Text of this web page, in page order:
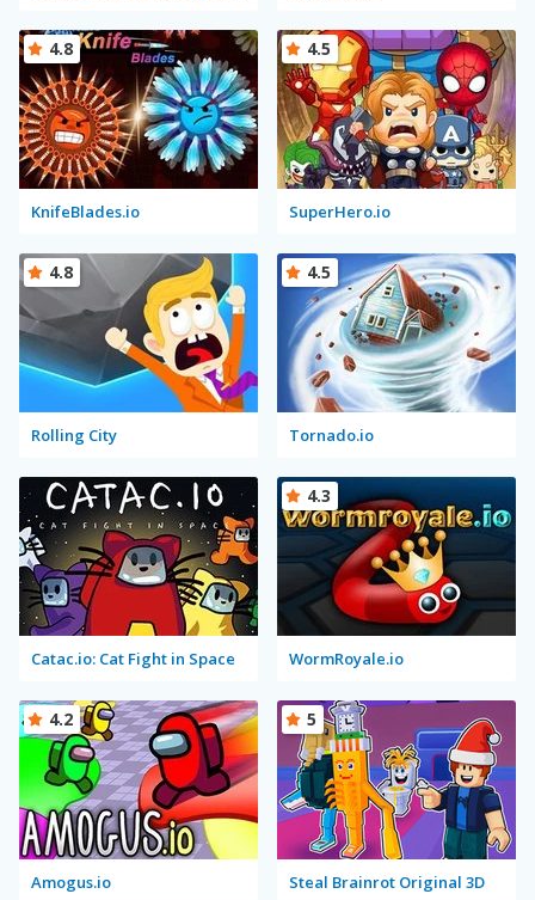
KnifeBlades.io
4.8
SuperHero.io
4.5
Rolling City
4.8
Tornado.io
4.5
Catac.io: Cat Fight in Space WormRoyale.io
4.3
Amogus.io
4.2
Steal Brainrot Original 3D
5